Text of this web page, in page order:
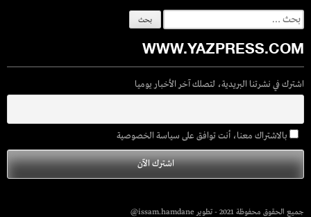
البحث
عن:
WWW.YAZPRESS.COM
اشترك في نشرتنا البريدية، لتصلك آخر الأخبار يوميا
بالاشتراك معنا، أنت توافق على سياسة الخصوصية
جميع الحقوق محفوظة 2021 - تطوير issam.hamdane@